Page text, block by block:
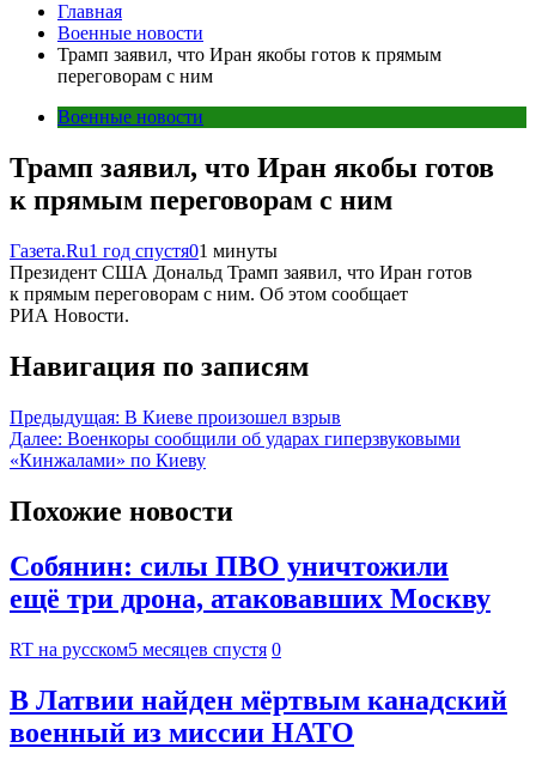
Главная
Военные новости
Трамп заявил, что Иран якобы готов к прямым
переговорам с ним
Военные новости
Трамп заявил, что Иран якобы готов
к прямым переговорам с ним
Газета.Ru1 год спустя01 минуты
Президент США Дональд Трамп заявил, что Иран готов
к прямым переговорам с ним. Об этом сообщает
РИА Новости.
Навигация по записям
Предыдущая: В Киеве произошел взрыв
Далее: Военкоры сообщили об ударах гиперзвуковыми
«Кинжалами» по Киеву
Похожие новости
Собянин: силы ПВО уничтожили
ещё три дрона, атаковавших Москву
RT на русском5 месяцев спустя 0
В Латвии найден мёртвым канадский
военный из миссии НАТО